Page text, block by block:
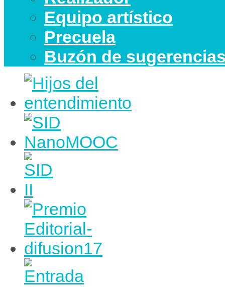
Equipo artístico
Precuela
Buzón de